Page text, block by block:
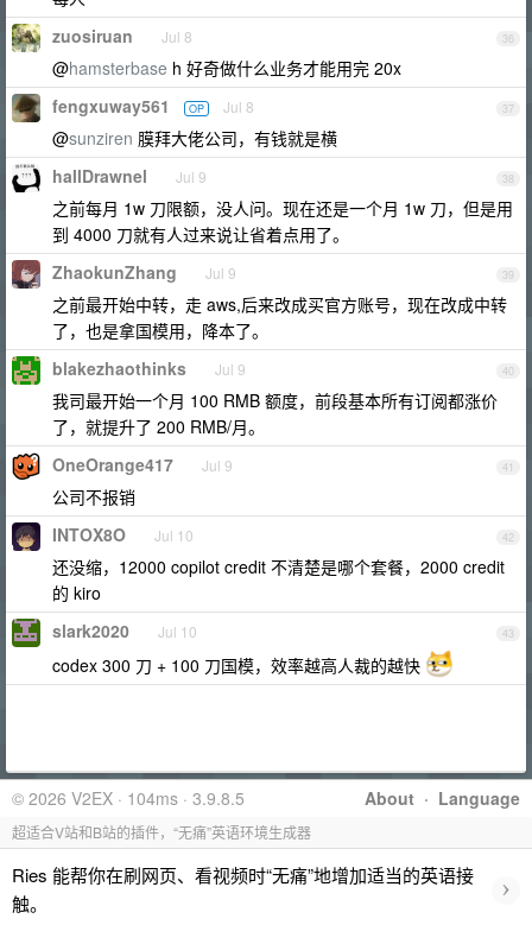
36
zuosiruan Jul 8
@hamsterbase h 好奇做什么业务才能用完 20x
37
fengxuway561 OP Jul 8
@sunziren 膜拜大佬公司，有钱就是横
38
hallDrawnel Jul 9
之前每月 1w 刀限额，没人问。现在还是一个月 1w 刀，但是用
到 4000 刀就有人过来说让省着点用了。
39
ZhaokunZhang Jul 9
之前最开始中转，走 aws,后来改成买官方账号，现在改成中转
了，也是拿国模用，降本了。
40
blakezhaothinks Jul 9
我司最开始一个月 100 RMB 额度，前段基本所有订阅都涨价
了，就提升了 200 RMB/月。
41
OneOrange417 Jul 9
公司不报销
42
INTOX8O Jul 10
还没缩，12000 copilot credit 不清楚是哪个套餐，2000 credit
的 kiro
43
slark2020 Jul 10
codex 300 刀 + 100 刀国模，效率越高人裁的越快
About · Language
© 2026 V2EX · 104ms · 3.9.8.5
超适合V站和B站的插件，“无痛”英语环境生成器
Ries 能帮你在刷网页、看视频时“无痛”地增加适当的英语接
触。
›